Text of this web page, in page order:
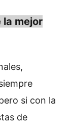
la mejor
si con la
de